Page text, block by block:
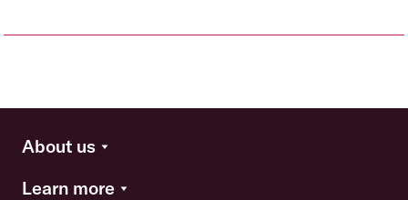
About us
Learn more